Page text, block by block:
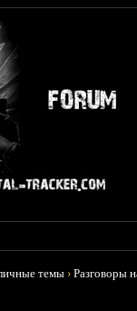
темы ›Разговоры